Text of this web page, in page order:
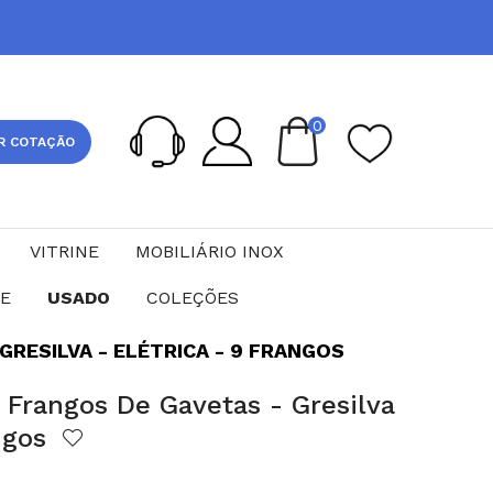
COTAÇÃO
0
VITRINE MOBILIÁRIO INOX
USADO COLEÇÕES
- ELÉTRICA - 9 FRANGOS
De Gavetas - Gresilva